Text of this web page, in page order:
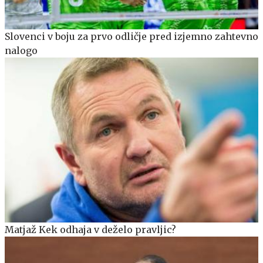
Slovenci v boju za prvo odličje pred izjemno zahtevno
nalogo
Matjaž Kek odhaja v deželo pravljic?